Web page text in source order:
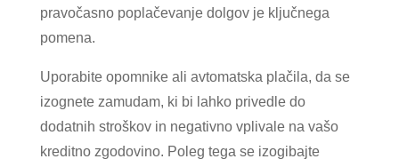
pravočasno poplačevanje dolgov je ključnega
pomena.
Uporabite opomnike ali avtomatska plačila, da se
izognete zamudam, ki bi lahko privedle do
dodatnih stroškov in negativno vplivale na vašo
kreditno zgodovino. Poleg tega se izogibajte